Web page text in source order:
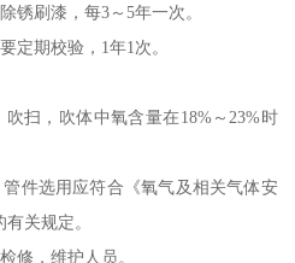
锈刷漆，每3～5年一次。
定期校验，1年1次。
扫，吹体中氧含量在18%～23%时
件选用应符合《氧气及相关气体安
关规定。
修，维护人员。